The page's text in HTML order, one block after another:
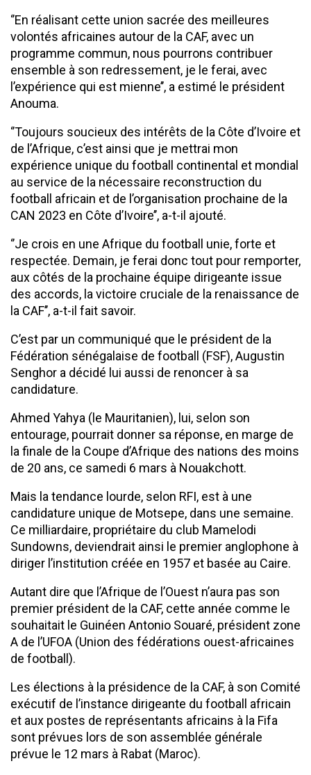
‘’En réalisant cette union sacrée des meilleures
volontés africaines autour de la CAF, avec un
programme commun, nous pourrons contribuer
ensemble à son redressement, je le ferai, avec
l’expérience qui est mienne’’, a estimé le président
Anouma.
‘’Toujours soucieux des intérêts de la Côte d’Ivoire et
de l’Afrique, c’est ainsi que je mettrai mon
expérience unique du football continental et mondial
au service de la nécessaire reconstruction du
football africain et de l’organisation prochaine de la
CAN 2023 en Côte d’Ivoire’’, a-t-il ajouté.
‘’Je crois en une Afrique du football unie, forte et
respectée. Demain, je ferai donc tout pour remporter,
aux côtés de la prochaine équipe dirigeante issue
des accords, la victoire cruciale de la renaissance de
la CAF’’, a-t-il fait savoir.
C’est par un communiqué que le président de la
Fédération sénégalaise de football (FSF), Augustin
Senghor a décidé lui aussi de renoncer à sa
candidature.
Ahmed Yahya (le Mauritanien), lui, selon son
entourage, pourrait donner sa réponse, en marge de
la finale de la Coupe d’Afrique des nations des moins
de 20 ans, ce samedi 6 mars à Nouakchott.
Mais la tendance lourde, selon RFI, est à une
candidature unique de Motsepe, dans une semaine.
Ce milliardaire, propriétaire du club Mamelodi
Sundowns, deviendrait ainsi le premier anglophone à
diriger l’institution créée en 1957 et basée au Caire.
Autant dire que l’Afrique de l’Ouest n’aura pas son
premier président de la CAF, cette année comme le
souhaitait le Guinéen Antonio Souaré, président zone
A de l’UFOA (Union des fédérations ouest-africaines
de football).
Les élections à la présidence de la CAF, à son Comité
exécutif de l’instance dirigeante du football africain
et aux postes de représentants africains à la Fifa
sont prévues lors de son assemblée générale
prévue le 12 mars à Rabat (Maroc).